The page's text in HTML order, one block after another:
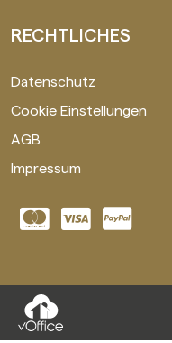
RECHTLICHES
Datenschutz
Cookie Einstellungen
AGB
Impressum